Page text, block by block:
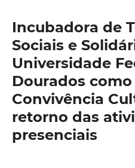
Incubadora de
Sociais e
Universidade
Dourados
Convivência
retorno das
presenciais